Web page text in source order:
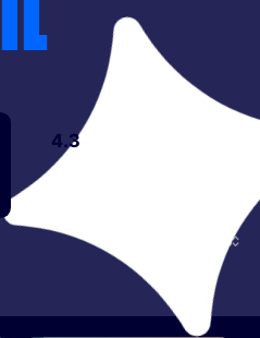
4.3
РАЗВЕРНУТЬ